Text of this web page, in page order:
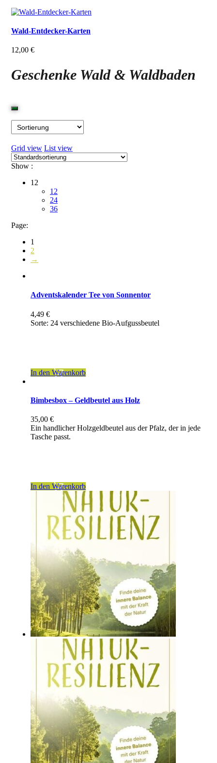
Wald-Entdecker-Karten
12,00 €
Geschenke Wald & Waldbaden
Grid view List view
Show :
12
12
24
36
Page:
1
2
→
Adventskalender Tee von Sonnentor
4,49 €
Sorte: 24 verschiedene Bio-Aufgussbeutel
In den Warenkorb
Bimbesbox – Geldbeutel aus Holz
35,00 €
Ein handlicher Holzgeldbeutel aus der Pfalz, der in jede
Tasche passt.
In den Warenkorb